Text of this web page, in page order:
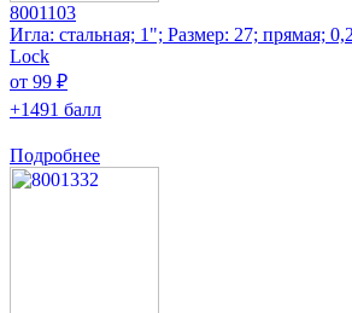
8001103
Игла: стальная; 1"; Размер: 27; прямая;
Lock
от 99 ₽
+1491 балл
Подробнее